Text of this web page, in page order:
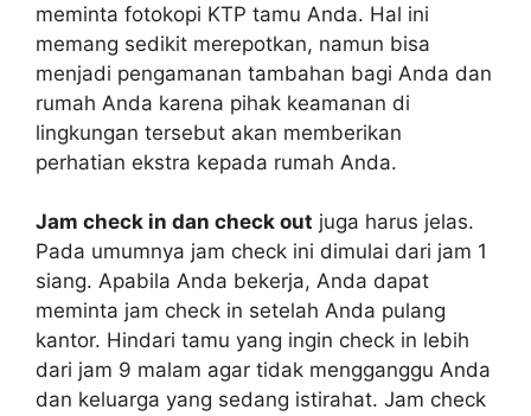
meminta fotokopi KTP tamu Anda. Hal ini
memang sedikit merepotkan, namun bisa
menjadi pengamanan tambahan bagi Anda dan
rumah Anda karena pihak keamanan di
lingkungan tersebut akan memberikan
perhatian ekstra kepada rumah Anda.
Jam check in dan check out juga harus jelas.
Pada umumnya jam check ini dimulai dari jam 1
siang. Apabila Anda bekerja, Anda dapat
meminta jam check in setelah Anda pulang
kantor. Hindari tamu yang ingin check in lebih
dari jam 9 malam agar tidak mengganggu Anda
dan keluarga yang sedang istirahat. Jam check